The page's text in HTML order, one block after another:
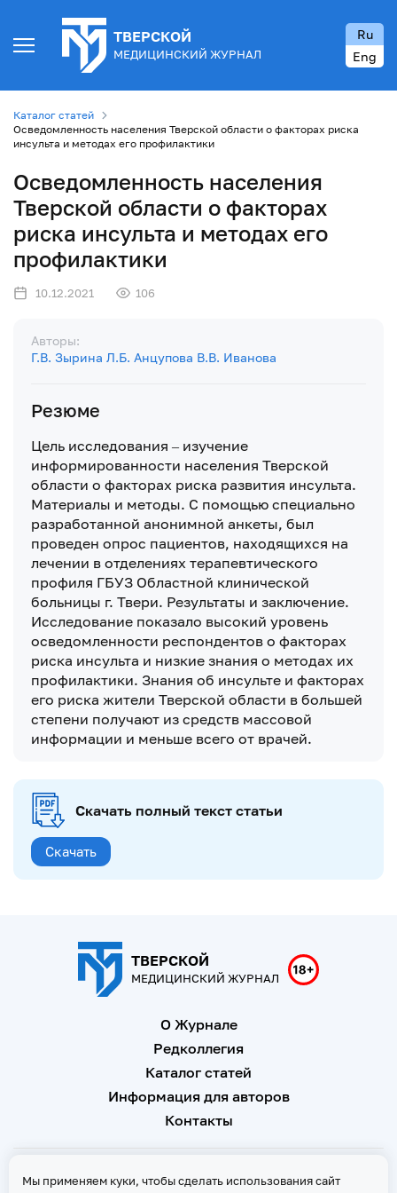
ТВЕРСКОЙ
МЕДИЦИНСКИЙ ЖУРНАЛ
Ru
Eng
Каталог статей
Осведомленность населения Тверской области о факторах риска
инсульта и методах его профилактики
Осведомленность населения
Тверской области о факторах
риска инсульта и методах его
профилактики
10.12.2021 106
Авторы:
Г.В. Зырина Л.Б. Анцупова В.В. Иванова
Резюме
Цель исследования – изучение
информированности населения Тверской
области о факторах риска развития инсульта.
Материалы и методы. С помощью специально
разработанной анонимной анкеты, был
проведен опрос пациентов, находящихся на
лечении в отделениях терапевтического
профиля ГБУЗ Областной клинической
больницы г. Твери. Результаты и заключение.
Исследование показало высокий уровень
осведомленности респондентов о факторах
риска инсульта и низкие знания о методах их
профилактики. Знания об инсульте и факторах
его риска жители Тверской области в большей
степени получают из средств массовой
информации и меньше всего от врачей.
Скачать полный текст статьи
Скачать
ТВЕРСКОЙ
МЕДИЦИНСКИЙ ЖУРНАЛ
О Журнале
Редколлегия
Каталог статей
Информация для авторов
Контакты
Свидетельство о регистрации Эл № ФС 77 - 67146 от 16
Мы применяем куки, чтобы сделать использования сайт